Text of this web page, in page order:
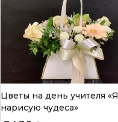
Цветы на день учителя «Я
нарисую чудеса»